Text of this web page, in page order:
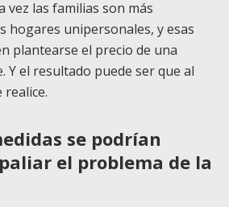
vez las familias son más
hogares unipersonales, y esas
plantearse el precio de una
Y el resultado puede ser que al
realice.
se podrían
el problema de la